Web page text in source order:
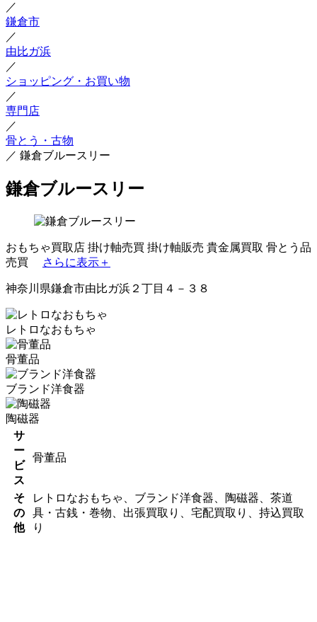
／
鎌倉市
／
由比ガ浜
／
ショッピング・お買い物
／
専門店
／
骨とう・古物
／ 鎌倉ブルースリー
鎌倉ブルースリー
おもちゃ買取店 掛け軸売買 掛け軸販売 貴金属買取 骨とう品
売買
さらに表示＋
神奈川県鎌倉市由比ガ浜２丁目４－３８
レトロなおもちゃ
骨董品
ブランド洋食器
陶磁器
サ
ー
ビ
ス
骨董品
そ
の
他
レトロなおもちゃ、ブランド洋食器、陶磁器、茶道
具・古銭・巻物、出張買取り、宅配買取り、持込買取
り